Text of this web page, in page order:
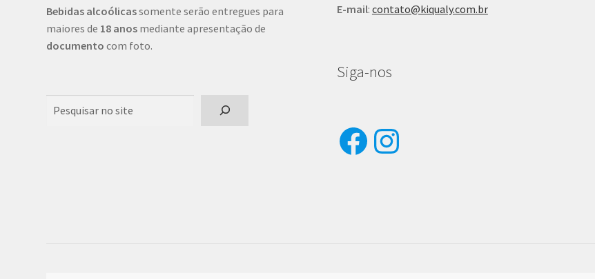
Bebidas alcoólicassomente serão entregues para
maiores de 18 anos mediante apresentação de
documento com foto.
E-mail: contato@kiqualy.com.br
Siga-nos
Facebook
Instagram